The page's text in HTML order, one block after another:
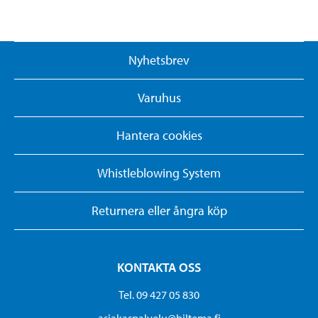
Nyhetsbrev
Varuhus
Hantera cookies
Whistleblowing System
Returnera eller ångra köp
KONTAKTA OSS
Tel. 09 427 05 830